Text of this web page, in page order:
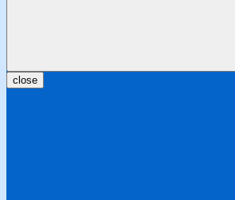
close